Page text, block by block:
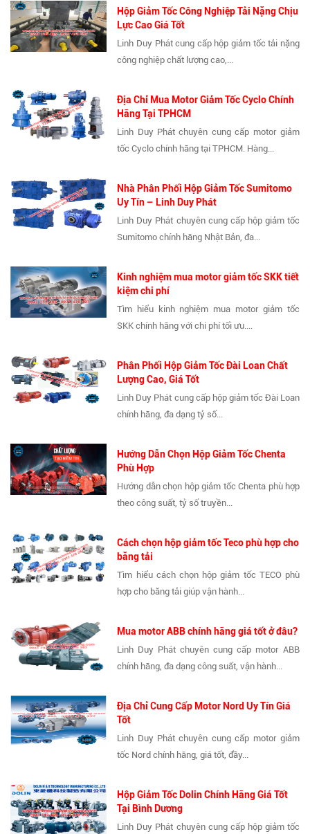
Hộp Giảm Tốc Công Nghiệp Tải Nặng Chịu
Lực Cao Giá Tốt
Linh Duy Phát cung cấp hộp giảm tốc tải nặng
công nghiệp chất lượng cao,...
Địa Chỉ Mua Motor Giảm Tốc Cyclo Chính
Hãng Tại TPHCM
Linh Duy Phát chuyên cung cấp motor giảm
tốc Cyclo chính hãng tại TPHCM. Hàng...
Nhà Phân Phối Hộp Giảm Tốc Sumitomo
Uy Tín – Linh Duy Phát
Linh Duy Phát chuyên cung cấp hộp giảm tốc
Sumitomo chính hãng Nhật Bản, đa...
Kinh nghiệm mua motor giảm tốc SKK tiết
kiệm chi phí
Tìm hiểu kinh nghiệm mua motor giảm tốc
SKK chính hãng với chi phí tối ưu....
Phân Phối Hộp Giảm Tốc Đài Loan Chất
Lượng Cao, Giá Tốt
Linh Duy Phát cung cấp hộp giảm tốc Đài Loan
chính hãng, đa dạng tỷ số...
Hướng Dẫn Chọn Hộp Giảm Tốc Chenta
Phù Hợp
Hướng dẫn chọn hộp giảm tốc Chenta phù hợp
theo công suất, tỷ số truyền...
Cách chọn hộp giảm tốc Teco phù hợp cho
băng tải
Tìm hiểu cách chọn hộp giảm tốc TECO phù
hợp cho băng tải giúp vận hành...
Mua motor ABB chính hãng giá tốt ở đâu?
Linh Duy Phát chuyên cung cấp motor ABB
chính hãng, đa dạng công suất, vận hành...
Địa Chỉ Cung Cấp Motor Nord Uy Tín Giá
Tốt
Linh Duy Phát chuyên cung cấp motor giảm
tốc Nord chính hãng, giá tốt, đầy...
Hộp Giảm Tốc Dolin Chính Hãng Giá Tốt
Tại Bình Dương
Linh Duy Phát chuyên cung cấp hộp giảm tốc